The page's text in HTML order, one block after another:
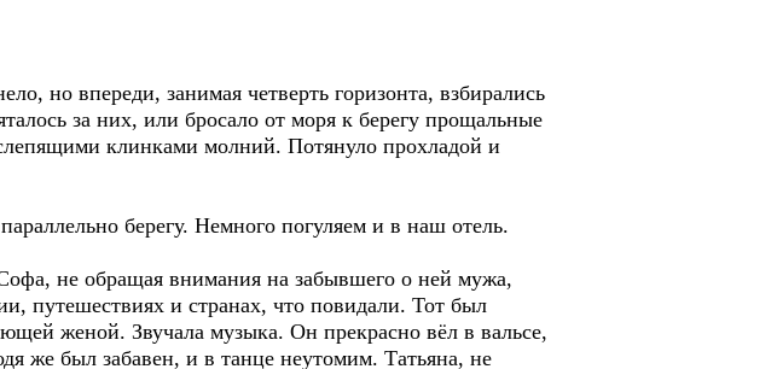
но впереди, занимая четверть горизонта, взбирались
за них, или бросало от моря к берегу прощальные
клинками молний. Потянуло прохладой и
берегу. Немного погуляем и в наш отель.
не обращая внимания на забывшего о ней мужа,
путешествиях и странах, что повидали. Тот был
женой. Звучала музыка. Он прекрасно вёл в вальсе,
же был забавен, и в танце неутомим. Татьяна, не